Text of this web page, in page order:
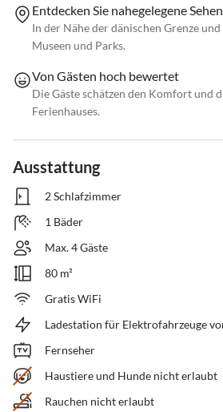
Entdecken Sie nahegelegene
In der Nähe der dänischen Grenze
Museen und Parks.
Von Gästen hoch bewertet
Die Gäste schätzen den Komfort und
Ferienhauses.
Ausstattung
2 Schlafzimmer
1 Bäder
Max. 4 Gäste
80 m²
Gratis WiFi
Ladestation für Elektrofahrzeuge
Fernseher
Haustiere und Hunde nicht erlaubt
Rauchen nicht erlaubt